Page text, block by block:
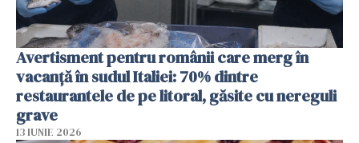
Avertisment pentru românii care merg în
vacanță în sudul Italiei: 70% dintre
restaurantele de pe litoral, găsite cu nereguli
grave
13 IUNIE 2026